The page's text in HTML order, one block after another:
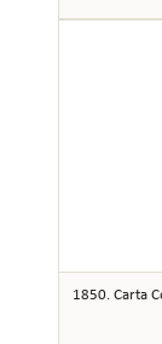
1850. Carta